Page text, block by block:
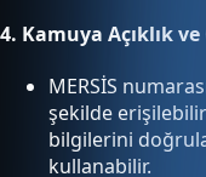
4. Kamuya Açıklık
MERSİS
şekilde
bilgilerini
kullanabilir.